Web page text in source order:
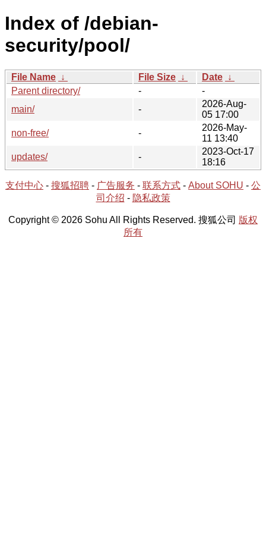
Index of /debian-
security/pool/
File Name ↓ File Size ↓ Date ↓
Parent directory/
-
-
main/
-
2026-Aug-
05 17:00
non-free/
-
2026-May-
11 13:40
updates/
-
2023-Oct-17
18:16
支付中心 - 搜狐招聘 - 广告服务 - 联系方式 - About SOHU - 公
司介绍 - 隐私政策
Copyright © 2026 Sohu All Rights Reserved. 搜狐公司 版权
所有